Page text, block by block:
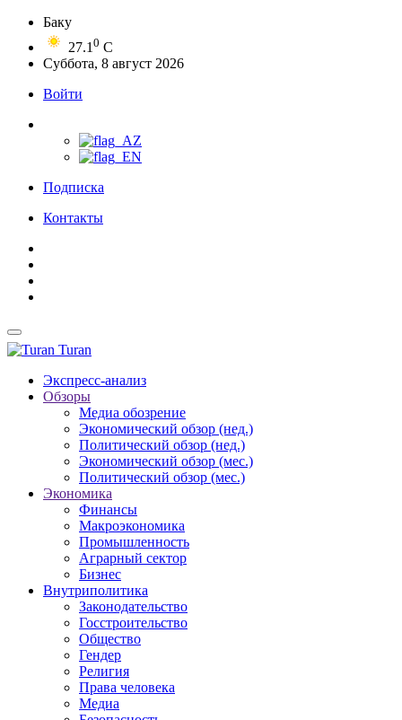
Баку
27.1 0 C
Суббота, 8 август 2026
Войти
Подписка
Контакты
Turan
Экспресс-анализ
Обзоры
Медиа обозрение
Экономический обзор (нед.)
Политический обзор (нед.)
Экономический обзор (мес.)
Политический обзор (мес.)
Экономика
Финансы
Макроэкономика
Промышленность
Аграрный сектор
Бизнес
Внутриполитика
Законодательство
Госстроительство
Общество
Гендер
Религия
Права человека
Медиа